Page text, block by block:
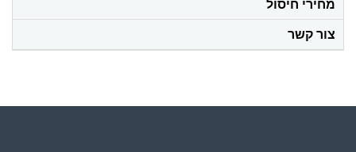
מחירי חיסול
צור קשר